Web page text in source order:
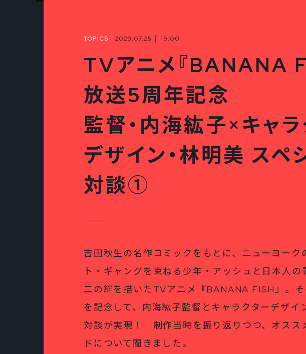
TOPICS 2023.07.25 │ 19:00
TVアニメ『BANANA
放送5周年記念
監督・内海紘子×キャラ
デザイン・林明美 スペ
対談①
吉田秋生の名作コミックをもとに、ニューヨーク
ト・ギャングを束ねる少年・アッシュと日本人の
二の絆を描いたTVアニメ『BANANA FISH』。
を記念して、内海紘子監督とキャラクターデザイ
対談が実現！ 制作当時を振り返りつつ、オスス
ドについて聞きました。